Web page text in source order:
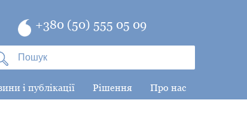
+380 (50) 555 05 09
і публікації Рішення Про нас